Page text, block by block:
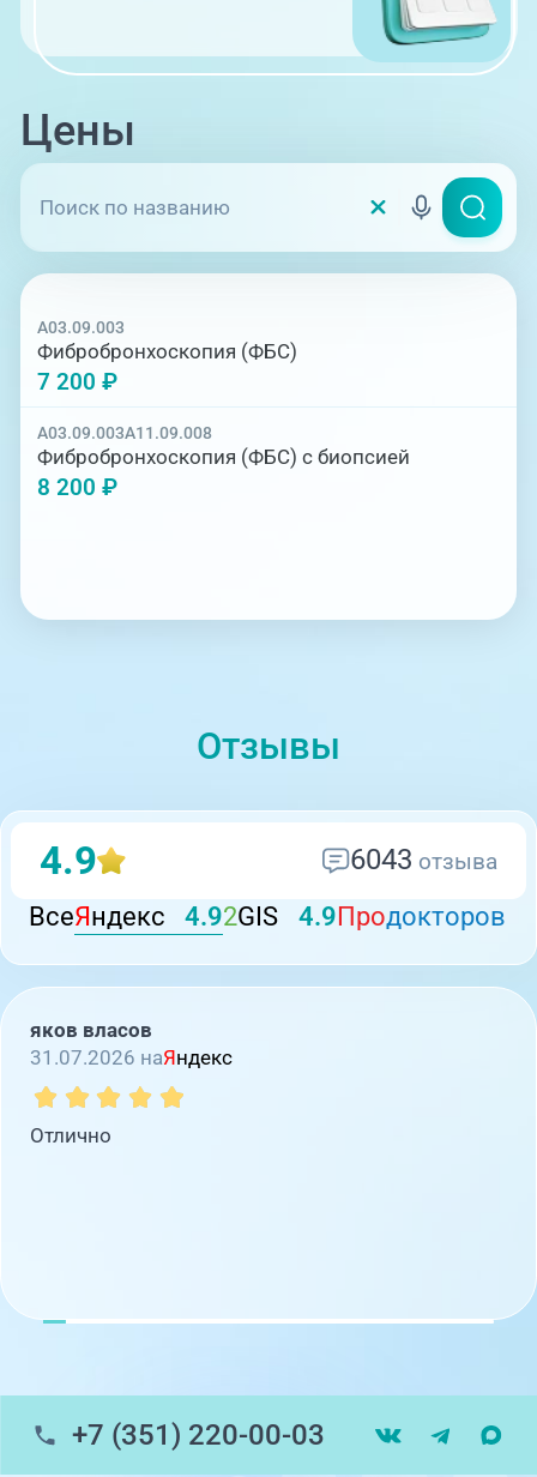
Цены
A03.09.003
Фибробронхоскопия (ФБС)
7 200 ₽
A03.09.003A11.09.008
Фибробронхоскопия (ФБС) с биопсией
8 200 ₽
Отзывы
4.9 6043 отзыва
ВсеЯндекс 4.92GIS 4.9Продокторов
яков власов
31.07.2026 наЯндекс
Отлично
+7 (351) 220-00-03